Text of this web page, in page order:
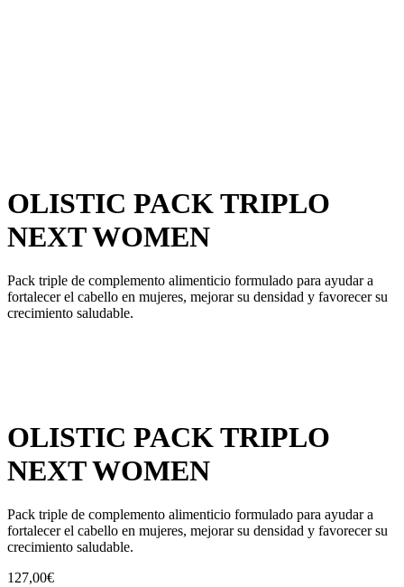
OLISTIC PACK TRIPLO
NEXT WOMEN
Pack triple de complemento alimenticio formulado para ayudar a
fortalecer el cabello en mujeres, mejorar su densidad y favorecer su
crecimiento saludable.
OLISTIC PACK TRIPLO
NEXT WOMEN
Pack triple de complemento alimenticio formulado para ayudar a
fortalecer el cabello en mujeres, mejorar su densidad y favorecer su
crecimiento saludable.
127,00€